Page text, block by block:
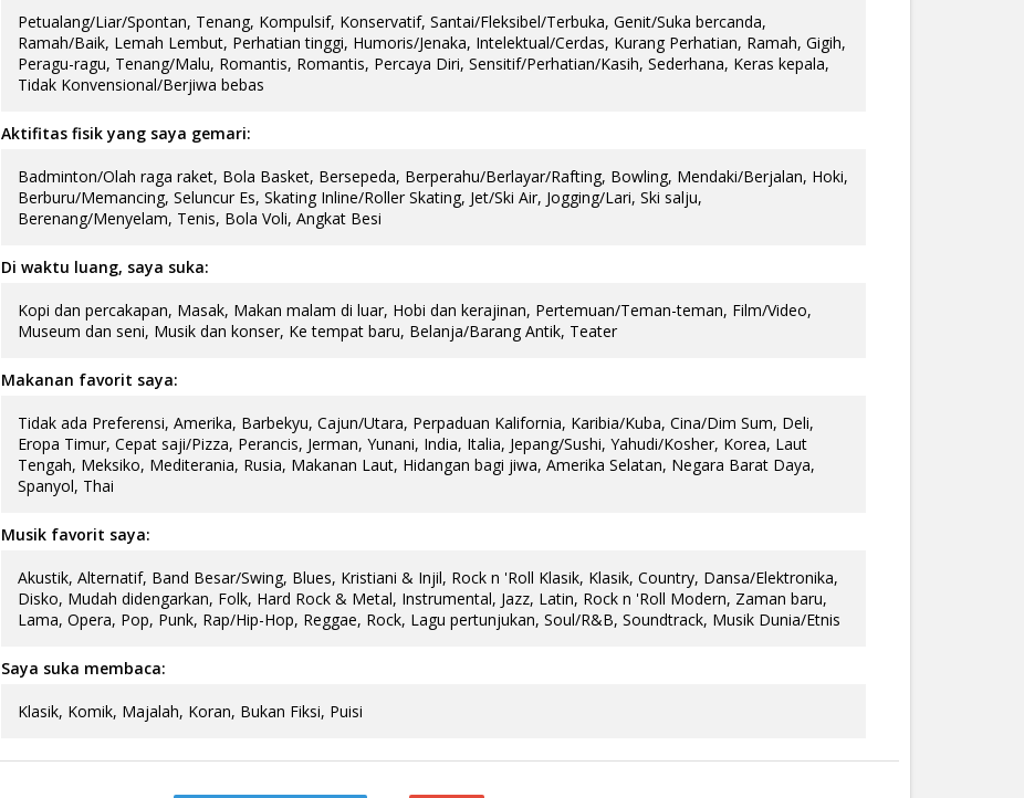
Petualang/Liar/Spontan, Tenang, Kompulsif, Konservatif, Santai/Fleksibel/Terbuka, Genit/Suka bercanda,
Ramah/Baik, Lemah Lembut, Perhatian tinggi, Humoris/Jenaka, Intelektual/Cerdas, Kurang Perhatian, Ramah, Gigih,
Peragu-ragu, Tenang/Malu, Romantis, Romantis, Percaya Diri, Sensitif/Perhatian/Kasih, Sederhana, Keras kepala,
Tidak Konvensional/Berjiwa bebas
Aktifitas fisik yang saya gemari:
Badminton/Olah raga raket, Bola Basket, Bersepeda, Berperahu/Berlayar/Rafting, Bowling, Mendaki/Berjalan, Hoki,
Berburu/Memancing, Seluncur Es, Skating Inline/Roller Skating, Jet/Ski Air, Jogging/Lari, Ski salju,
Berenang/Menyelam, Tenis, Bola Voli, Angkat Besi
Di waktu luang, saya suka:
Kopi dan percakapan, Masak, Makan malam di luar, Hobi dan kerajinan, Pertemuan/Teman-teman, Film/Video,
Museum dan seni, Musik dan konser, Ke tempat baru, Belanja/Barang Antik, Teater
Makanan favorit saya:
Tidak ada Preferensi, Amerika, Barbekyu, Cajun/Utara, Perpaduan Kalifornia, Karibia/Kuba, Cina/Dim Sum, Deli,
Eropa Timur, Cepat saji/Pizza, Perancis, Jerman, Yunani, India, Italia, Jepang/Sushi, Yahudi/Kosher, Korea, Laut
Tengah, Meksiko, Mediterania, Rusia, Makanan Laut, Hidangan bagi jiwa, Amerika Selatan, Negara Barat Daya,
Spanyol, Thai
Musik favorit saya:
Akustik, Alternatif, Band Besar/Swing, Blues, Kristiani & Injil, Rock n 'Roll Klasik, Klasik, Country, Dansa/Elektronika,
Disko, Mudah didengarkan, Folk, Hard Rock & Metal, Instrumental, Jazz, Latin, Rock n 'Roll Modern, Zaman baru,
Lama, Opera, Pop, Punk, Rap/Hip-Hop, Reggae, Rock, Lagu pertunjukan, Soul/R&B, Soundtrack, Musik Dunia/Etnis
Saya suka membaca:
Klasik, Komik, Majalah, Koran, Bukan Fiksi, Puisi